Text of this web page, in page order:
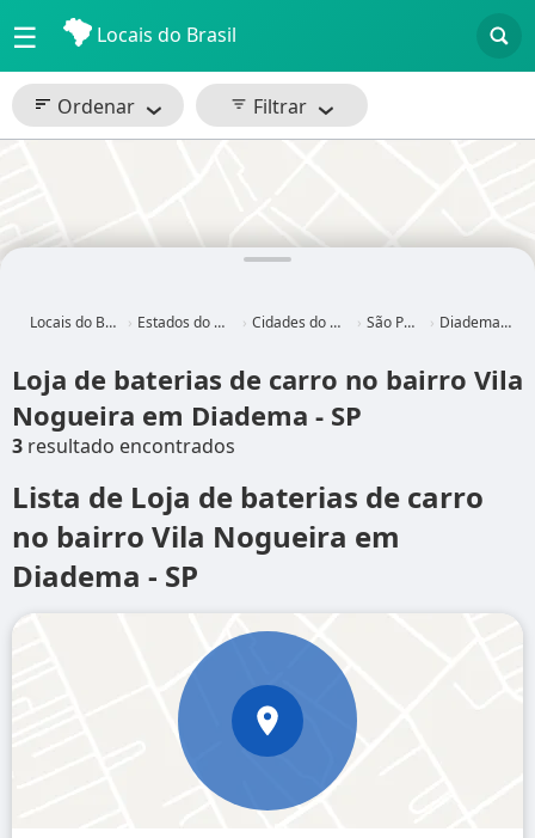
☰ Locais do Brasil
Ordenar Filtrar
Locais do Brasil Estados do Brasil Cidades do Brasil São Paulo Diadema - SP
Loja de baterias de carro no bairro Vila
Nogueira em Diadema - SP
3 resultado encontrados
Lista de Loja de baterias de carro
no bairro Vila Nogueira em
Diadema - SP